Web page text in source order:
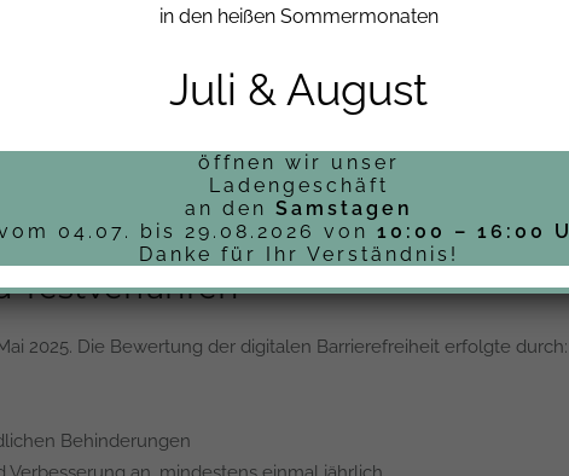
folgender Browser und Betriebssysteme getestet:
Opera.
Konfigurationen.
Testverfahren
2025. Die Bewertung der digitalen Barrierefreiheit erfolgte durch:
Behinderungen
in den heißen Sommermonaten
Juli & August
öffnen wir unser
Ladengeschäft
an den Samstagen
04.07. bis 29.08.2026 von 10:00 – 16:00
Danke für Ihr Verständnis!